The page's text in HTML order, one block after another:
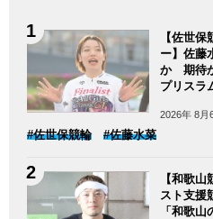
【佐世
ー】佐藤
か 期待
プリスラ
2026年 8月
#佐世保競輪 #佐藤水菜
【和歌
スト支援
「和歌山